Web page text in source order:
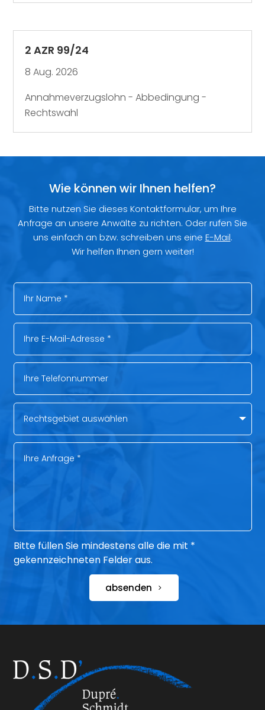
2 AZR 99/24
8 Aug. 2026
Annahmeverzugslohn - Abbedingung -
Rechtswahl
Wie können wir Ihnen helfen?
Bitte nutzen Sie dieses Kontaktformular, um Ihre
Anfrage an unsere Anwälte zu richten. Oder rufen Sie
uns einfach an bzw. schreiben uns eine E-Mail.
Wir helfen Ihnen gern weiter!
Bitte füllen Sie mindestens alle die mit *
gekennzeichneten Felder aus.
absenden